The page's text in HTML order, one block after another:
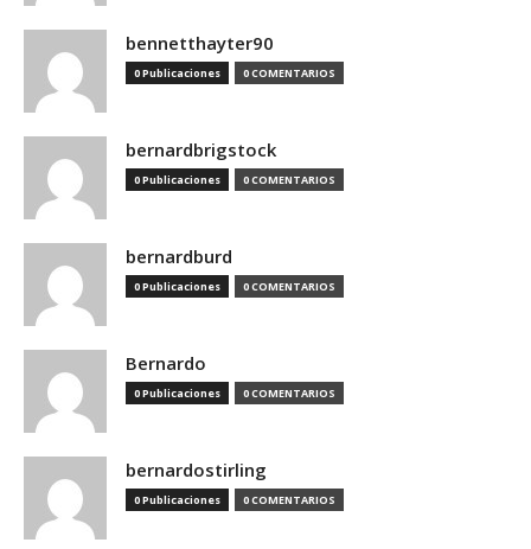
bennetthayter90
0 Publicaciones 0 COMENTARIOS
bernardbrigstock
0 Publicaciones 0 COMENTARIOS
bernardburd
0 Publicaciones 0 COMENTARIOS
Bernardo
0 Publicaciones 0 COMENTARIOS
bernardostirling
0 Publicaciones 0 COMENTARIOS